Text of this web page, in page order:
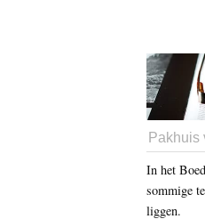
Pakhuis
In het
sommige
liggen.